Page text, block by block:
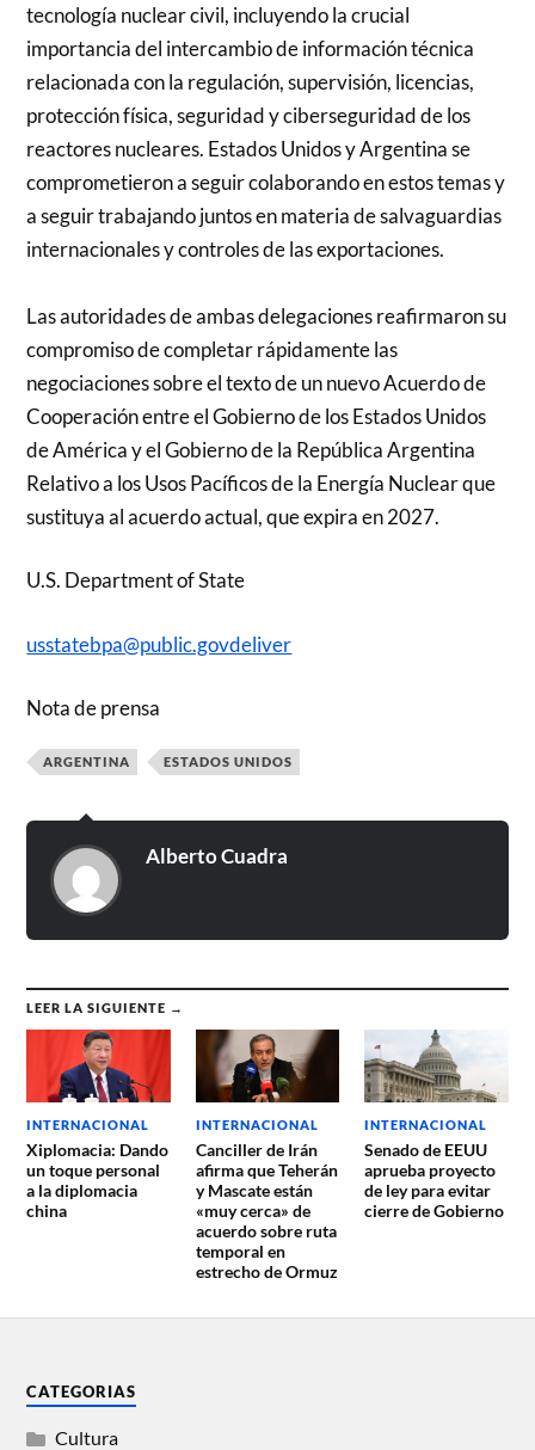
tecnología nuclear civil, incluyendo la crucial
importancia del intercambio de información técnica
relacionada con la regulación, supervisión, licencias,
protección física, seguridad y ciberseguridad de los
reactores nucleares. Estados Unidos y Argentina se
comprometieron a seguir colaborando en estos temas y
a seguir trabajando juntos en materia de salvaguardias
internacionales y controles de las exportaciones.
Las autoridades de ambas delegaciones reafirmaron su
compromiso de completar rápidamente las
negociaciones sobre el texto de un nuevo Acuerdo de
Cooperación entre el Gobierno de los Estados Unidos
de América y el Gobierno de la República Argentina
Relativo a los Usos Pacíficos de la Energía Nuclear que
sustituya al acuerdo actual, que expira en 2027.
U.S. Department of State
usstatebpa@public.govdeliver
Nota de prensa
ARGENTINA ESTADOS UNIDOS
Alberto Cuadra
LEER LA SIGUIENTE →
INTERNACIONAL
Xiplomacia: Dando
un toque personal
a la diplomacia
china
INTERNACIONAL
Canciller de Irán
afirma que Teherán
y Mascate están
«muy cerca» de
acuerdo sobre ruta
temporal en
estrecho de Ormuz
INTERNACIONAL
Senado de EEUU
aprueba proyecto
de ley para evitar
cierre de Gobierno
CATEGORIAS
Cultura